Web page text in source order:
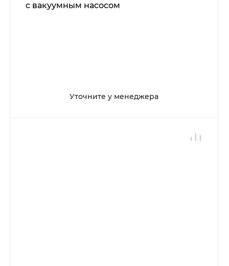
с вакуумным насосом
Уточните у менеджера